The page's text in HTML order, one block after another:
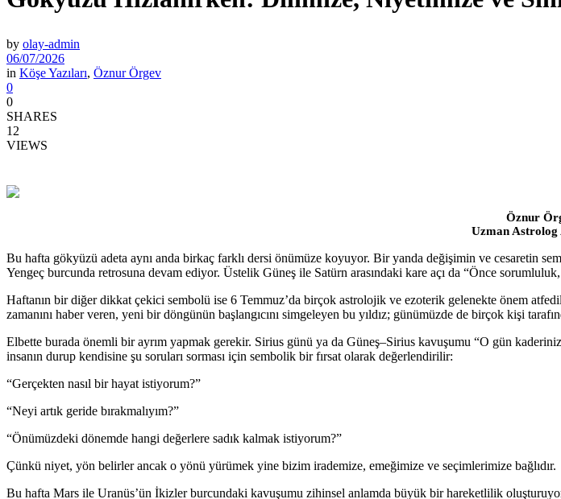
by olay-admin
06/07/2026
in Köşe Yazıları, Öznur Örgev
0
0
SHARES
12
VIEWS
Öznur
Uzman Astrolog
Bu hafta gökyüzü adeta aynı anda birkaç farklı dersi önümüze koyuyor. Bir yanda değişimin ve cesaretin
Yengeç burcunda retrosuna devam ediyor. Üstelik Güneş ile Satürn arasındaki kare açı da “Önce
Haftanın bir diğer dikkat çekici sembolü ise 6 Temmuz’da birçok astrolojik ve ezoterik gelenekte önem
zamanını haber veren, yeni bir döngünün başlangıcını simgeleyen bu yıldız; günümüzde de birçok kişi
Elbette burada önemli bir ayrım yapmak gerekir. Sirius günü ya da Güneş–Sirius kavuşumu “O gün
insanın durup kendisine şu soruları sorması için sembolik bir fırsat olarak değerlendirilir:
“Gerçekten nasıl bir hayat istiyorum?”
“Neyi artık geride bırakmalıyım?”
“Önümüzdeki dönemde hangi değerlere sadık kalmak istiyorum?”
Çünkü niyet, yön belirler ancak o yönü yürümek yine bizim irademize, emeğimize ve seçimlerimize bağlıdır.
Bu hafta Mars ile Uranüs’ün İkizler burcundaki kavuşumu zihinsel anlamda büyük bir hareketlilik